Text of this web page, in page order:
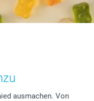
ausmachen. Von